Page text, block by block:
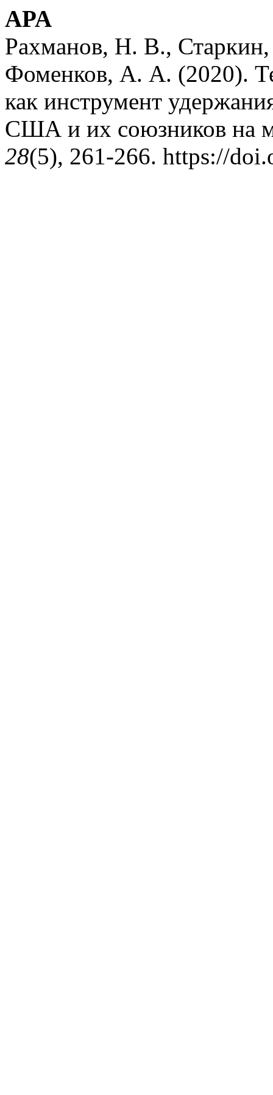
APA
Рахманов, Н. В.,
Фоменков, А. А. (2020).
как инструмент
США и их союзников на
28(5), 261-266. https://